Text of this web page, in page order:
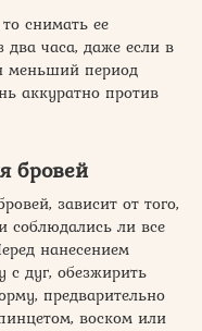
снимать ее
часа, даже если в
меньший период
аккуратно против
бровей
зависит от того,
соблюдались ли все
нанесением
с дуг, обезжирить
предварительно
воском или